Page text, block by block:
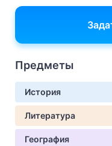
Предметы
История
Литература
География